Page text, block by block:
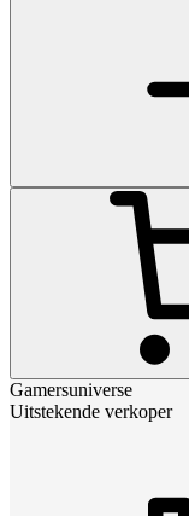
Gamersuniverse
Uitstekende verkoper